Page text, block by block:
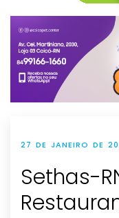
27 DE JANEIRO DE
Sethas-